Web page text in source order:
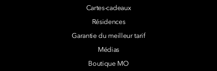
Cartes-cadeaux
Résidences
Garantie du meilleur tarif
Médias
Boutique MO